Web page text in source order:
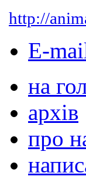
http://
E-
на
архів
про